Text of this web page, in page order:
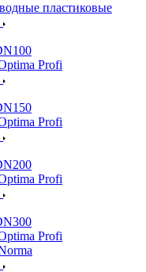
пластиковые
Profi
Profi
Profi
Profi